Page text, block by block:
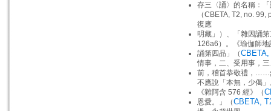
存三〈誦〉的名稱：
（CBETA, T2, no.
復應
明藏」）、「雜因誦
126a6）。《瑜伽師
誦第四品」（
情事，二、受用事，
前，稽首恭敬禮，……
不應說「本無，少偈
《雜阿含 576 經》（
恩愛。」（CBETA,